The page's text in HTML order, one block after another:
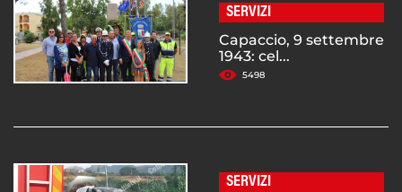
SERVIZI
Capaccio, 9 settembre
1943: cel...
5498
SERVIZI